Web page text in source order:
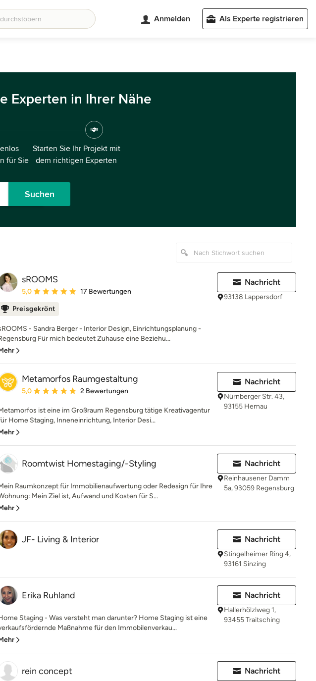
Anmelden Als Experte registrieren
Experten in Ihrer Nähe
für Sie
Starten Sie Ihr Projekt mit
dem richtigen Experten
Suchen
sROOMS
Durchschnittliche Bewertung: 5 von 5 Sternen
5,0 17 Bewertungen
Preisgekrönt
- Sandra Berger - Interior Design, Einrichtungsplanung -
Für mich bedeutet Zuhause eine Beziehu...
Nachricht
93138 Lappersdorf
Metamorfos Raumgestaltung
Durchschnittliche Bewertung: 5 von 5 Sternen
5,0 2 Bewertungen
ist eine im Großraum Regensburg tätige Kreativagentur
Home Staging, Inneneinrichtung, Interior Desi...
Nachricht
Nürnberger Str. 43,
93155 Hemau
Roomtwist Homestaging/-Styling
Raumkonzept für Immobilienaufwertung oder Redesign für Ihre
Mein Ziel ist, Aufwand und Kosten für S...
Nachricht
Reinhausener Damm
5a, 93059 Regensburg
JF- Living & Interior Nachricht
Stingelheimer Ring 4,
93161 Sinzing
Erika Ruhland
Staging - Was versteht man darunter? Home Staging ist eine
Maßnahme für den Immobilenverkau...
Nachricht
Hallerhölzlweg 1,
93455 Traitsching
rein concept Nachricht